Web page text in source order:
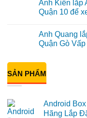
tại
Quận
1,
giải
trí
độ
bi
gầm
cho
Ford
Everest
Đức
cần
sáng
bình
luận
ở
lắp
Camera
hành
Suzuki
tại
ghi
Anh Kiên lắp
Quận 10 để
bình
luận
ở
Android
cho
Quận
Anh Quang
Quận Gò
luận
Anh
Android
box
SẢN PHẨM
Android
Hãng Lắp